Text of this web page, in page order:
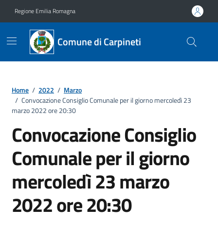
Regione Emilia Romagna
Comune di Carpineti
Home / 2022 / Marzo
/ Convocazione Consiglio Comunale per il giorno mercoledì 23
marzo 2022 ore 20:30
Convocazione Consiglio
Comunale per il giorno
mercoledì 23 marzo
2022 ore 20:30